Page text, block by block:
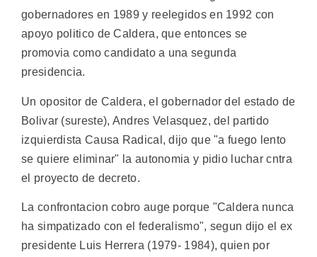
gobernadores en 1989 y reelegidos en 1992 con
apoyo politico de Caldera, que entonces se
promovia como candidato a una segunda
presidencia.
Un opositor de Caldera, el gobernador del estado de
Bolivar (sureste), Andres Velasquez, del partido
izquierdista Causa Radical, dijo que "a fuego lento
se quiere eliminar" la autonomia y pidio luchar cntra
el proyecto de decreto.
La confrontacion cobro auge porque "Caldera nunca
ha simpatizado con el federalismo", segun dijo el ex
presidente Luis Herrera (1979- 1984), quien por